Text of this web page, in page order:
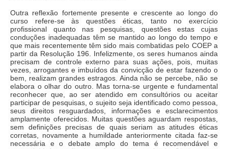
Outra reflexão fortemente presente e crescente ao longo do
curso refere-se às questões éticas, tanto no exercício
profissional quanto nas pesquisas, questões estas cujas
conduções inadequadas têm se mantido ao longo do tempo e
que mais recentemente têm sido mais combatidas pelo COEP a
partir da Resolução 196. Infelizmente, os seres humanos ainda
precisam de controle externo para suas ações, pois, muitas
vezes, arrogantes e imbuídos da convicção de estar fazendo o
bem, realizam grandes estragos. Ainda não se percebe, não se
elabora o olhar do outro. Mas torna-se urgente e fundamental
reconhecer que, ao ser atendido em consultórios ou aceitar
participar de pesquisas, o sujeito seja identificado como pessoa,
seus direitos resguardados, informações e esclarecimentos
amplamente oferecidos. Muitas questões aguardam respostas,
sem definições precisas de quais seriam as atitudes éticas
corretas, novamente a humildade anteriormente citada faz-se
necessária e o debate amplo do tema é recomendável e